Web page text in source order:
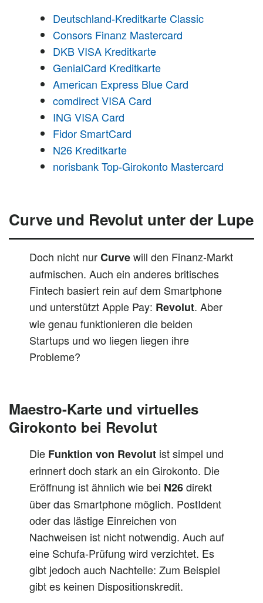
Deutschland-Kreditkarte Classic
Consors Finanz Mastercard
DKB VISA Kreditkarte
GenialCard Kreditkarte
American Express Blue Card
comdirect VISA Card
ING VISA Card
Fidor SmartCard
N26 Kreditkarte
norisbank Top-Girokonto Mastercard
Curve und Revolut unter der Lupe
Doch nicht nurCurvewill den Finanz-Markt
aufmischen. Auch ein anderes britisches
Fintech basiert rein auf dem Smartphone
und unterstützt Apple Pay: Revolut. Aber
wie genau funktionieren die beiden
Startups und wo liegen liegen ihre
Probleme?
Maestro-Karte und virtuelles
Girokonto bei Revolut
Die Funktion von Revolut ist simpel und
erinnertdoch stark an ein Girokonto. Die
Eröffnung istähnlich wie bei N26direkt
über das Smartphone möglich. PostIdent
oder das lästige Einreichen von
Nachweisen ist nicht notwendig. Auch auf
eine Schufa-Prüfung wird verzichtet. Es
gibt jedoch auch Nachteile: Zum Beispiel
gibt es keinen Dispositionskredit.